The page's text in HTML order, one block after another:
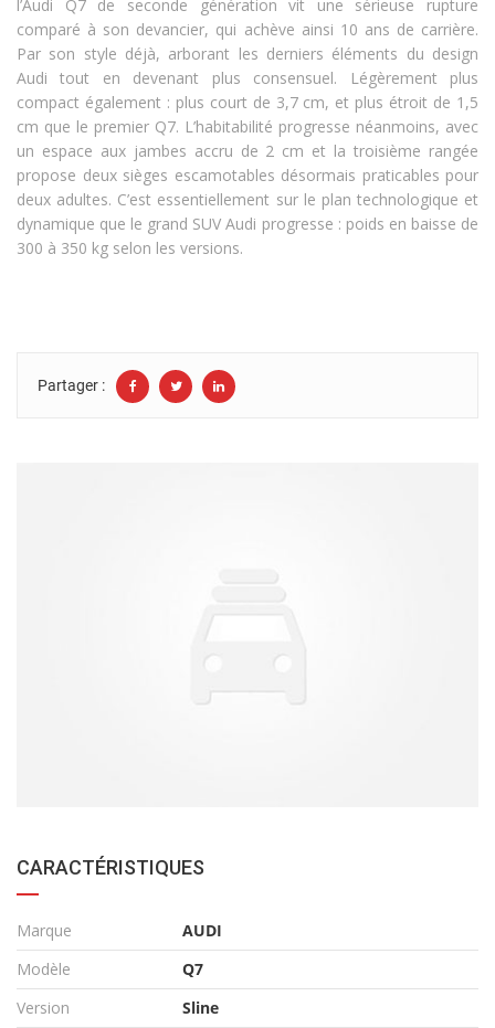
l’Audi Q7 de seconde génération vit une sérieuse rupture
comparé à son devancier, qui achève ainsi 10 ans de carrière.
Par son style déjà, arborant les derniers éléments du design
Audi tout en devenant plus consensuel. Légèrement plus
compact également : plus court de 3,7 cm, et plus étroit de 1,5
cm que le premier Q7. L’habitabilité progresse néanmoins, avec
un espace aux jambes accru de 2 cm et la troisième rangée
propose deux sièges escamotables désormais praticables pour
deux adultes. C’est essentiellement sur le plan technologique et
dynamique que le grand SUV Audi progresse : poids en baisse de
300 à 350 kg selon les versions.
Partager :
CARACTÉRISTIQUES
Marque
AUDI
Modèle
Q7
Version
Sline